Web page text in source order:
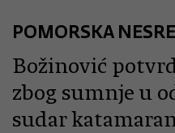
POMORSKA
Božinović
zbog sumnje u
sudar